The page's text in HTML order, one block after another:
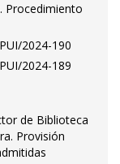
Procedimiento
2024-190
2024-189
de Biblioteca
Provisión